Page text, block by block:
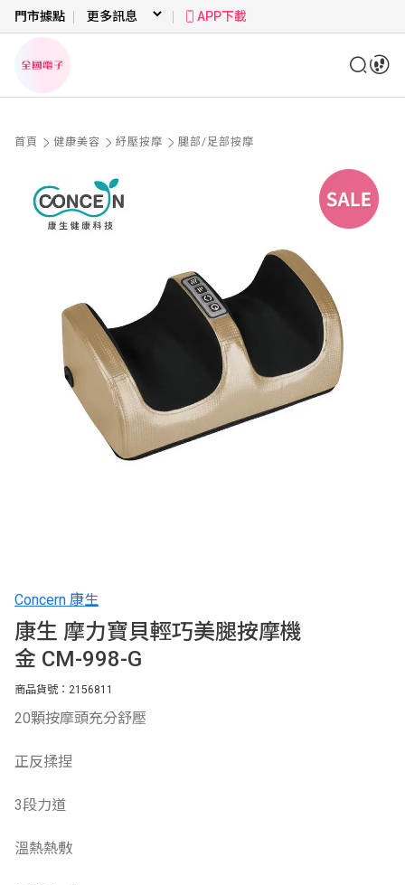
門市據點 APP下載
首頁 健康美容 紓壓按摩 腿部/足部按摩
Concern 康生
康生 摩力寶貝輕巧美腿按摩機
金 CM-998-G
商品貨號：2156811
20顆按摩頭充分舒壓
正反揉捏
3段力道
溫熱熱敷